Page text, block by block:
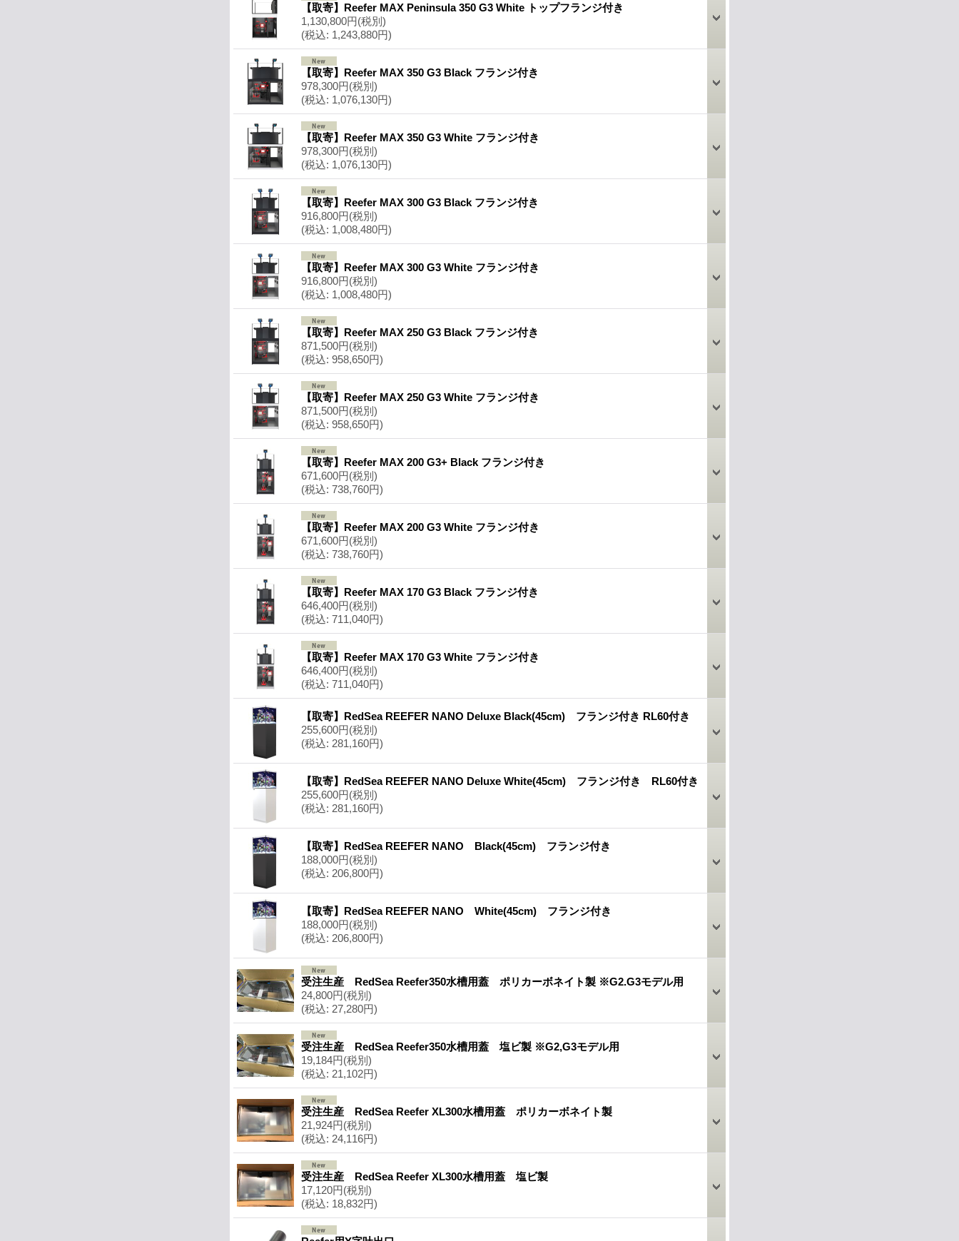
【取寄】Reefer MAX Peninsula 350 G3 White トップフランジ付き
1,130,800円(税別)
(税込: 1,243,880円)
【取寄】Reefer MAX 350 G3 Black フランジ付き
978,300円(税別)
(税込: 1,076,130円)
【取寄】Reefer MAX 350 G3 White フランジ付き
978,300円(税別)
(税込: 1,076,130円)
【取寄】Reefer MAX 300 G3 Black フランジ付き
916,800円(税別)
(税込: 1,008,480円)
【取寄】Reefer MAX 300 G3 White フランジ付き
916,800円(税別)
(税込: 1,008,480円)
【取寄】Reefer MAX 250 G3 Black フランジ付き
871,500円(税別)
(税込: 958,650円)
【取寄】Reefer MAX 250 G3 White フランジ付き
871,500円(税別)
(税込: 958,650円)
【取寄】Reefer MAX 200 G3+ Black フランジ付き
671,600円(税別)
(税込: 738,760円)
【取寄】Reefer MAX 200 G3 White フランジ付き
671,600円(税別)
(税込: 738,760円)
【取寄】Reefer MAX 170 G3 Black フランジ付き
646,400円(税別)
(税込: 711,040円)
【取寄】Reefer MAX 170 G3 White フランジ付き
646,400円(税別)
(税込: 711,040円)
【取寄】RedSea REEFER NANO Deluxe Black(45cm) フランジ付き RL60付き
255,600円(税別)
(税込: 281,160円)
【取寄】RedSea REEFER NANO Deluxe White(45cm) フランジ付き RL60付き
255,600円(税別)
(税込: 281,160円)
【取寄】RedSea REEFER NANO Black(45cm) フランジ付き
188,000円(税別)
(税込: 206,800円)
【取寄】RedSea REEFER NANO White(45cm) フランジ付き
188,000円(税別)
(税込: 206,800円)
受注生産 RedSea Reefer350水槽用蓋 ポリカーボネイト製 ※G2.G3モデル用
24,800円(税別)
(税込: 27,280円)
受注生産 RedSea Reefer350水槽用蓋 塩ビ製 ※G2,G3モデル用
19,184円(税別)
(税込: 21,102円)
受注生産 RedSea Reefer XL300水槽用蓋 ポリカーボネイト製
21,924円(税別)
(税込: 24,116円)
受注生産 RedSea Reefer XL300水槽用蓋 塩ビ製
17,120円(税別)
(税込: 18,832円)